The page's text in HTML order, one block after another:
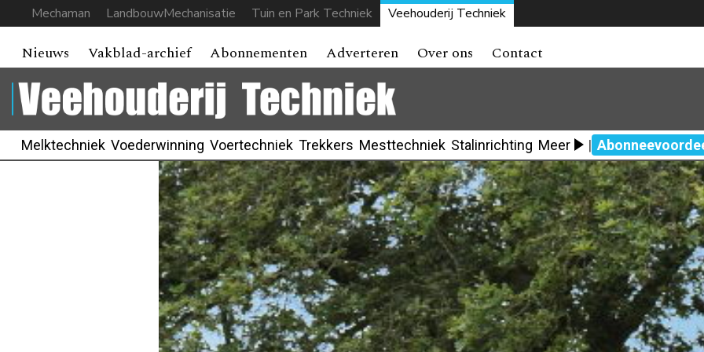
Mechaman LandbouwMechanisatie Tuin en Park Techniek Veehouderij Techniek
Nieuws Vakblad-archief Abonnementen Adverteren Over ons Contact
Melktechniek Voederwinning Voertechniek Trekkers Mesttechniek Stalinrichting Meer |